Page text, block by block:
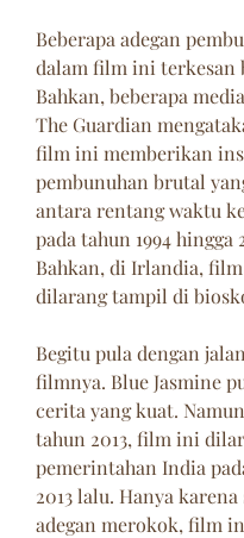
Beberapa adegan
dalam film ini terkesan
Bahkan, beberapa
The Guardian
film ini memberikan
pembunuhan brutal
antara rentang waktu
pada tahun 1994 hingga
Bahkan, di Irlandia,
dilarang tampil di
Begitu pula dengan
filmnya. Blue Jasmine
cerita yang kuat.
tahun 2013, film ini
pemerintahan India
2013 lalu. Hanya karena
adegan merokok, film